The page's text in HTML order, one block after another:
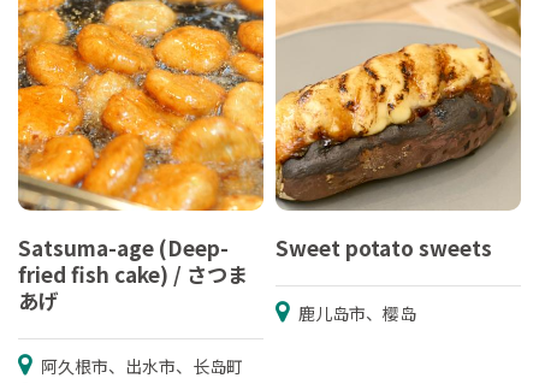
Satsuma-age (Deep-
fried fish cake) / さつま
あげ
阿久根市、出水市、长岛町
Sweet potato sweets
鹿儿岛市、樱岛